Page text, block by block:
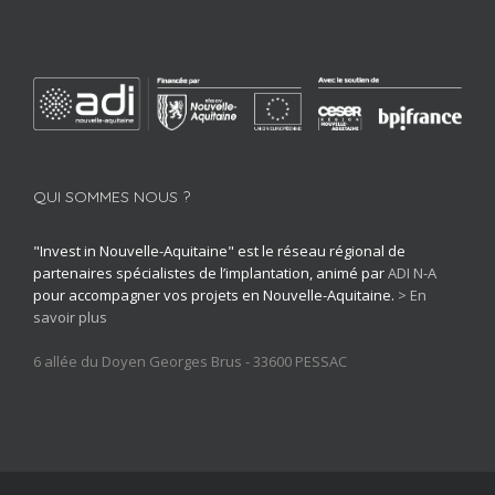
QUI SOMMES NOUS ?
"Invest in Nouvelle-Aquitaine" est le réseau régional de
partenaires spécialistes de l’implantation, animé parADI N-A
pour accompagner vos projets en Nouvelle-Aquitaine. > En
savoir plus
6 allée du Doyen Georges Brus - 33600 PESSAC